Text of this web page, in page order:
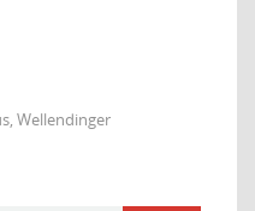
Wellendinger